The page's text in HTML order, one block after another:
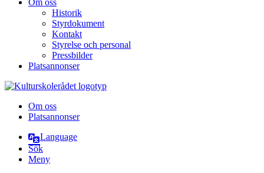
Historik
Styrdokument
Kontakt
Styrelse och personal
Pressbilder
Platsannonser
Hoppa till innehållet
Om oss
Platsannonser
Language
Sök
Meny